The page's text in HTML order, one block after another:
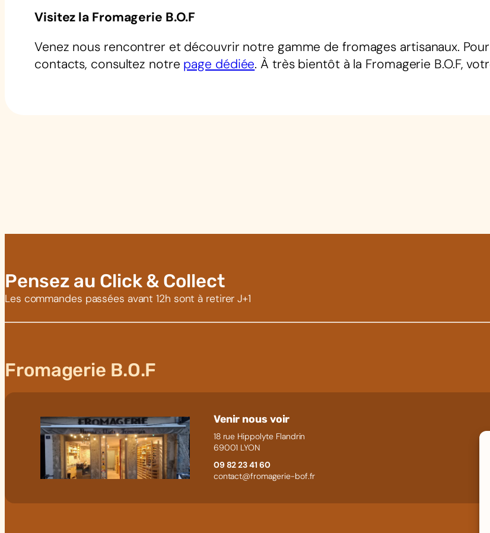
Visitez la Fromagerie B.O.F
Venez nous rencontrer et découvrir notre gamme de fromages artisanaux.
contacts, consultez notre page dédiée. À très bientôt à la Fromagerie B.O.F,
Pensez au Click & Collect
Les commandes passées avant 12h sont à retirer J+1
Fromagerie B.O.F
Venir nous voir
18 rue Hippolyte Flandrin
69001 LYON
09 82 23 41 60
contact@fromagerie-bof.fr